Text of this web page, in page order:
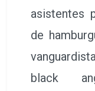
asistentes
de
black